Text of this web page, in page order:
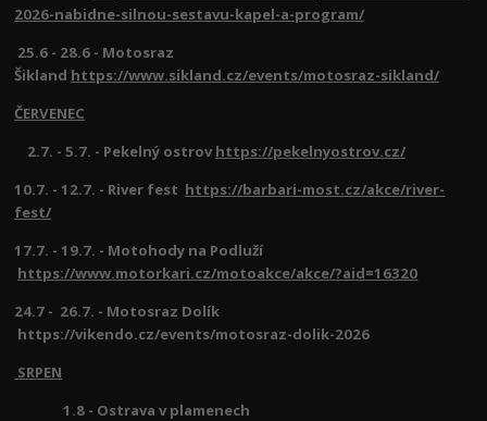
2026-nabidne-silnou-sestavu-kapel-a-program/
25.6 - 28.6 - Motosraz
Šikland https://www.sikland.cz/events/motosraz-sikland/
ČERVENEC
2.7. - 5.7. - Pekelný ostrov https://pekelnyostrov.cz/
10.7. - 12.7. - River fest https://barbari-most.cz/akce/river-
fest/
17.7. - 19.7. - Motohody na Podluží
https://www.motorkari.cz/motoakce/akce/?aid=16320
24.7 - 26.7. - Motosraz Dolík
https://vikendo.cz/events/motosraz-dolik-2026
SRPEN
1.8 - Ostrava v plamenech